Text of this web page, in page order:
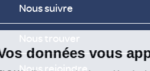
Vos données vous
Nous suivre
Nous trouver
Nous rejoindre